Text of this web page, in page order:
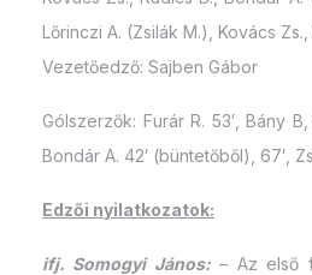
Lőrinczi A. (Zsilák M.), Kovács
Vezetőedző: Sajben Gábor
Gólszerzők: Furár R. 53′, Bány
Bondár A. 42′ (büntetőből), 67′,
Edzői nyilatkozatok:
ifj. Somogyi János:– Az első